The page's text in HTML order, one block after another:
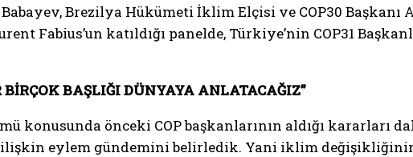
Brezilya Hükümeti İklim Elçisi ve COP30 Başkanı
Fabius’un katıldığı panelde, Türkiye’nin COP31
BAŞLIĞI DÜNYAYA ANLATACAĞIZ”
konusunda önceki COP başkanlarının aldığı kararları
ilişkin eylem gündemini belirledik. Yani iklim